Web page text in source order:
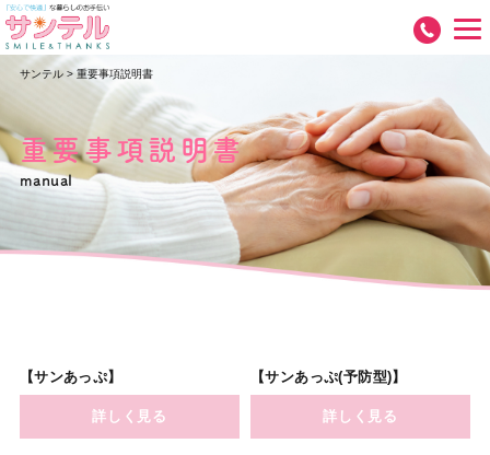
サンテル>重要事項説明書
重要事項説明書
manual
【サンあっぷ】
詳しく見る
【サンあっぷ(予防型)】
詳しく見る